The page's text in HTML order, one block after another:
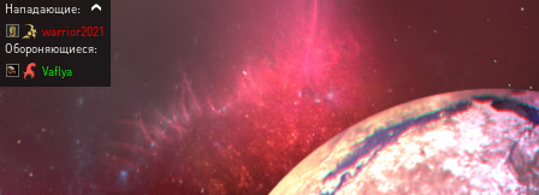
Нападающие:
warrior2021
Обороняющиеся:
Vaflya